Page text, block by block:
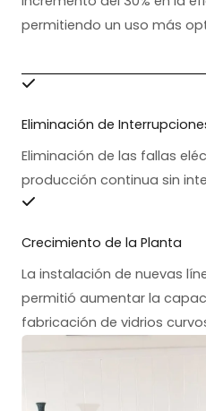
permitiendo un uso más
Eliminación de
Eliminación de las fallas
producción continua sin
Crecimiento de la Planta
La instalación de nuevas
permitió aumentar la
fabricación de vidrios